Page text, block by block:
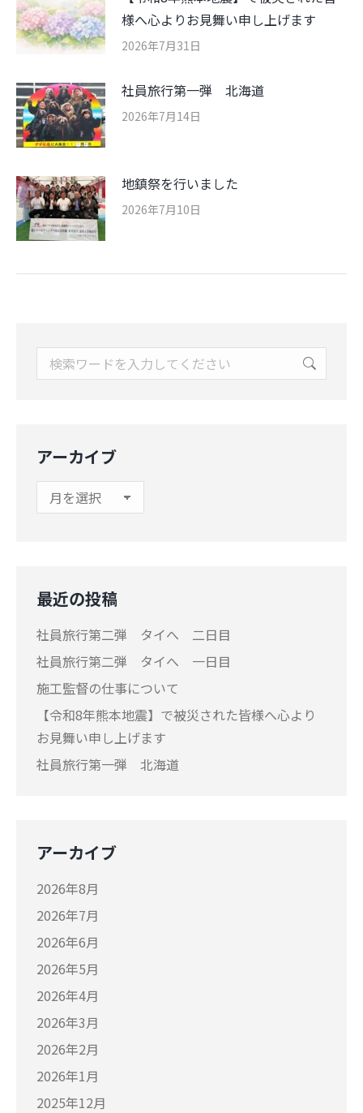
様へ心よりお見舞い申し上げます
2026年7月31日
社員旅行第一弾 北海道
2026年7月14日
地鎮祭を行いました
2026年7月10日
Search:
アーカイブ
ー
最近の投稿
社員旅行第二弾 タイへ 二日目
社員旅行第二弾 タイへ 一日目
施工監督の仕事について
【令和8年熊本地震】で被災された皆様へ心より
お見舞い申し上げます
社員旅行第一弾 北海道
アーカイブ
2026年8月
2026年7月
2026年6月
2026年5月
2026年4月
2026年3月
2026年2月
2026年1月
2025年12月